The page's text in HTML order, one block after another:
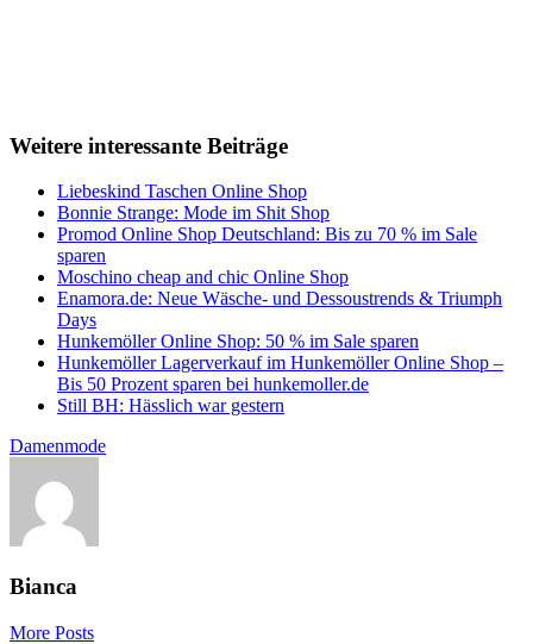
Weitere interessante Beiträge
Liebeskind Taschen Online Shop
Bonnie Strange: Mode im Shit Shop
Promod Online Shop Deutschland: Bis zu 70 % im Sale
sparen
Moschino cheap and chic Online Shop
Enamora.de: Neue Wäsche- und Dessoustrends & Triumph
Days
Hunkemöller Online Shop: 50 % im Sale sparen
Hunkemöller Lagerverkauf im Hunkemöller Online Shop –
Bis 50 Prozent sparen bei hunkemoller.de
Still BH: Hässlich war gestern
Damenmode
Bianca
More Posts